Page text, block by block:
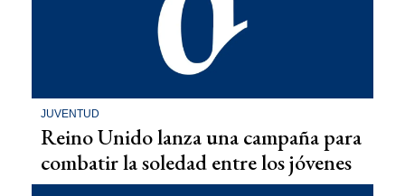
JUVENTUD
Reino Unido lanza una campaña para
combatir la soledad entre los jóvenes